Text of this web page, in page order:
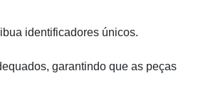
identificadores únicos.
garantindo que as peças